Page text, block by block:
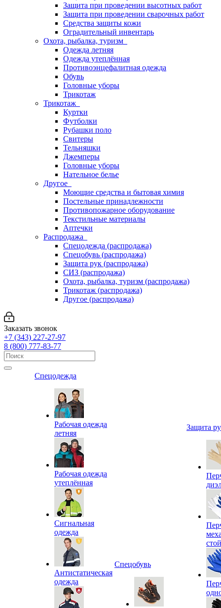
Защита при проведении высотных работ
Защита при проведении сварочных работ
Средства защиты кожи
Оградительный инвентарь
Охота, рыбалка, туризм
Одежда летняя
Одежда утеплённая
Противоэнцефалитная одежда
Обувь
Головные уборы
Трикотаж
Трикотаж
Куртки
Футболки
Рубашки поло
Свитеры
Тельняшки
Джемперы
Головные уборы
Нательное белье
Другое
Моющие средства и бытовая химия
Постельные принадлежности
Противопожарное оборудование
Текстильные материалы
Аптечки
Распродажа
Спецодежда (распродажа)
Спецобувь (распродажа)
Защита рук (распродажа)
СИЗ (распродажа)
Охота, рыбалка, туризм (распродажа)
Трикотаж (распродажа)
Другое (распродажа)
Заказать звонок
+7 (343) 227-27-97
8 (800) 777-83-77
Спецодежда
Рабочая одежда
летняя
Рабочая одежда
утеплённая
Сигнальная
одежда
Антистатическая
одежда
Спецобувь
Защита